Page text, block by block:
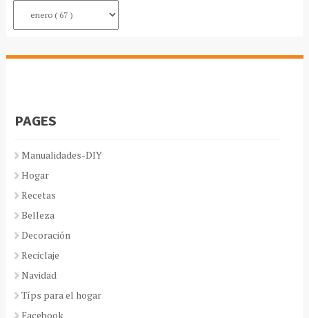
PAGES
Manualidades-DIY
Hogar
Recetas
Belleza
Decoración
Reciclaje
Navidad
Típs para el hogar
Facebook